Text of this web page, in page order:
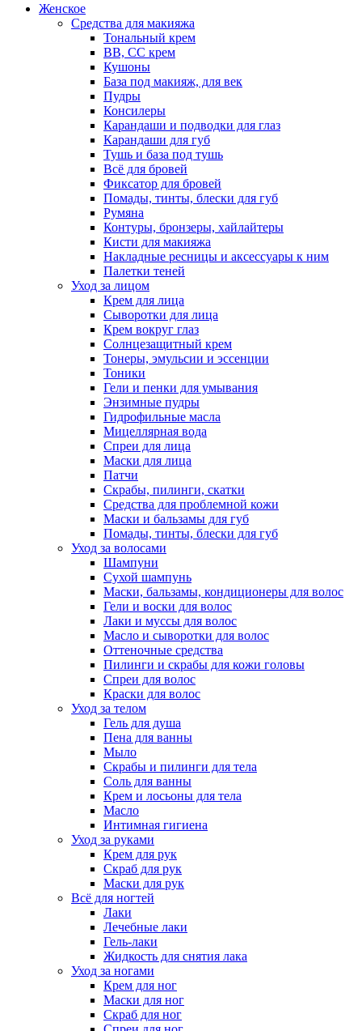
Женское
Средства для макияжа
Тональный крем
BB, CC крем
Кушоны
База под макияж, для век
Пудры
Консилеры
Карандаши и подводки для глаз
Карандаши для губ
Тушь и база под тушь
Всё для бровей
Фиксатор для бровей
Помады, тинты, блески для губ
Румяна
Контуры, бронзеры, хайлайтеры
Кисти для макияжа
Накладные ресницы и аксессуары к ним
Палетки теней
Уход за лицом
Крем для лица
Сыворотки для лица
Крем вокруг глаз
Солнцезащитный крем
Тонеры, эмульсии и эссенции
Тоники
Гели и пенки для умывания
Энзимные пудры
Гидрофильные масла
Мицеллярная вода
Спреи для лица
Маски для лица
Патчи
Скрабы, пилинги, скатки
Средства для проблемной кожи
Маски и бальзамы для губ
Помады, тинты, блески для губ
Уход за волосами
Шампуни
Сухой шампунь
Маски, бальзамы, кондиционеры для волос
Гели и воски для волос
Лаки и муссы для волос
Масло и сыворотки для волос
Оттеночные средства
Пилинги и скрабы для кожи головы
Спреи для волос
Краски для волос
Уход за телом
Гель для душа
Пена для ванны
Мыло
Скрабы и пилинги для тела
Соль для ванны
Крем и лосьоны для тела
Масло
Интимная гигиена
Уход за руками
Крем для рук
Скраб для рук
Маски для рук
Всё для ногтей
Лаки
Лечебные лаки
Гель-лаки
Жидкость для снятия лака
Уход за ногами
Крем для ног
Маски для ног
Скраб для ног